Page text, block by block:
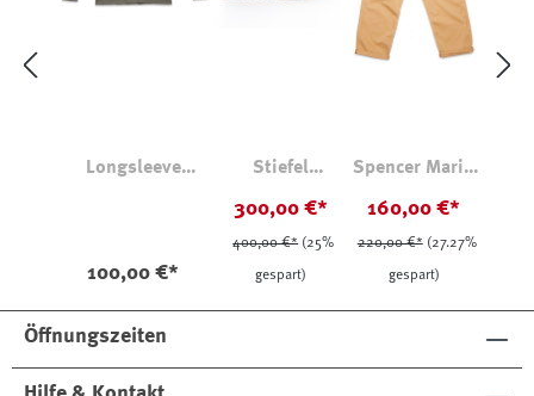
Longsleeve
100,00 €*
Stiefel
Seil Marshall
300,00 €*
400,00 €* (25%
gespart)
Spencer Mario
160,00 €*
220,00 €* (27.27%
gespart)
Öffnungszeiten